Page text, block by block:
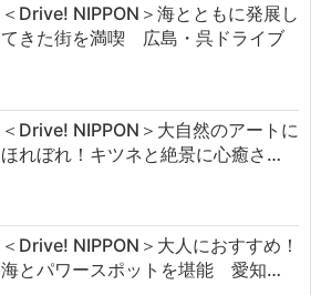
＜Drive! NIPPON＞海とともに発展し
てきた街を満喫 広島・呉ドライブ
＜Drive! NIPPON＞大自然のアートに
ほれぼれ！キツネと絶景に心癒さ…
＜Drive! NIPPON＞大人におすすめ！
海とパワースポットを堪能 愛知…